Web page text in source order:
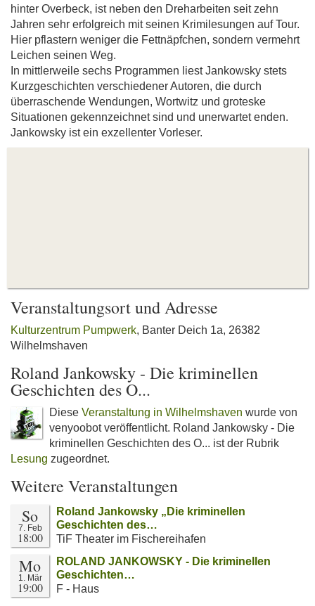
hinter Overbeck, ist neben den Dreharbeiten seit zehn
Jahren sehr erfolgreich mit seinen Krimilesungen auf Tour.
Hier pflastern weniger die Fettnäpfchen, sondern vermehrt
Leichen seinen Weg.
In mittlerweile sechs Programmen liest Jankowsky stets
Kurzgeschichten verschiedener Autoren, die durch
überraschende Wendungen, Wortwitz und groteske
Situationen gekennzeichnet sind und unerwartet enden.
Jankowsky ist ein exzellenter Vorleser.
Veranstaltungsort und Adresse
Kulturzentrum Pumpwerk, Banter Deich 1a, 26382
Wilhelmshaven
Roland Jankowsky - Die kriminellen
Geschichten des O...
Diese Veranstaltung in Wilhelmshaven wurde von
venyoobot veröffentlicht. Roland Jankowsky - Die
kriminellen Geschichten des O... ist der Rubrik
Lesung zugeordnet.
Weitere Veranstaltungen
So
7. Feb
18:00
Roland Jankowsky „Die kriminellen
Geschichten des…
TiF Theater im Fischereihafen
Mo
1. Mär
19:00
ROLAND JANKOWSKY - Die kriminellen
Geschichten…
F - Haus